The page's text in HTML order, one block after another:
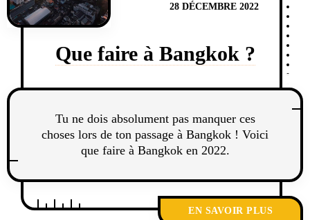
28 DÉCEMBRE 2022
Que faire à Bangkok ?
Tu ne dois absolument pas manquer ces
choses lors de ton passage à Bangkok ! Voici
que faire à Bangkok en 2022.
EN SAVOIR PLUS